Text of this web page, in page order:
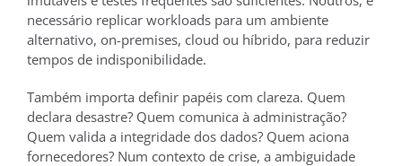
necessário replicar workloads para um ambiente
alternativo, on-premises, cloud ou híbrido, para reduzir
tempos de indisponibilidade.
Também importa definir papéis com clareza. Quem
declara desastre? Quem comunica à administração?
Quem valida a integridade dos dados? Quem aciona
fornecedores? Num contexto de crise, a ambiguidade